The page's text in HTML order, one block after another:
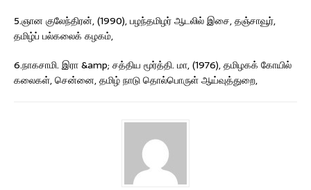
5.ஞான குலேந்திரன், (1990), பழந்தமிழர் ஆடலில் இசை, தஞ்சாவூர்,
தமிழ்ப் பல்கலைக் கழகம்,
6.நாகசாமி. இரா &amp; சத்திய மூர்த்தி. மா, (1976), தமிழகக் கோயில்
கலைகள், சென்னை, தமிழ் நாடு தொல்பொருள் ஆய்வுத்துறை,